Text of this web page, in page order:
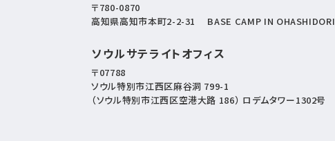
〒780-0870
高知県高知市本町2-2-31 BASE CAMP IN OHASHIDORI
ソウルサテライトオフィス
〒07788
ソウル特別市江西区麻谷洞 799-1
（ソウル特別市江西区空港大路 186） ロデムタワー1302号